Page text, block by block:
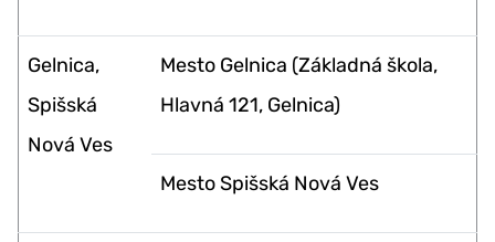
Gelnica,
Spišská
Nová Ves
Mesto Gelnica (Základná škola,
Hlavná 121, Gelnica)
Mesto Spišská Nová Ves